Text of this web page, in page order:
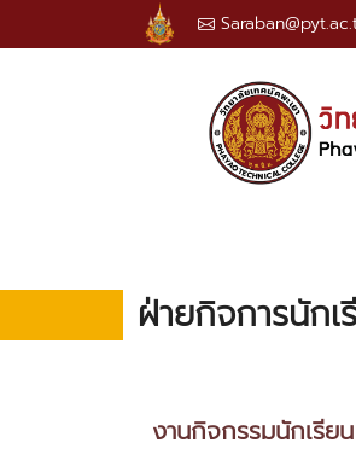
ฝ่ายกิจการนัก
งานกิจกรรมนักเรีย